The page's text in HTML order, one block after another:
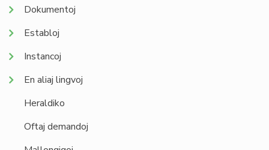
Dokumentoj
Establoj
Instancoj
En aliaj lingvoj
Heraldiko
Oftaj demandoj